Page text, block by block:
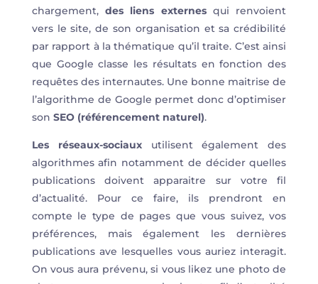
chargement,des liens externesqui renvoient
vers le site, de son organisation et sa crédibilité
par rapport à la thématique qu’il traite. C’est ainsi
que Google classe les résultats en fonction des
requêtes des internautes. Une bonne maitrise de
l’algorithme de Google permet donc d’optimiser
son SEO (référencement naturel).
Les réseaux-sociauxutilisent également des
algorithmes afin notamment de décider quelles
publications doivent apparaitre sur votre fil
d’actualité. Pour ce faire, ils prendront en
compte le type de pages que vous suivez, vos
préférences, mais également les dernières
publications ave lesquelles vous auriez interagit.
On vous aura prévenu, si vous likez une photo de